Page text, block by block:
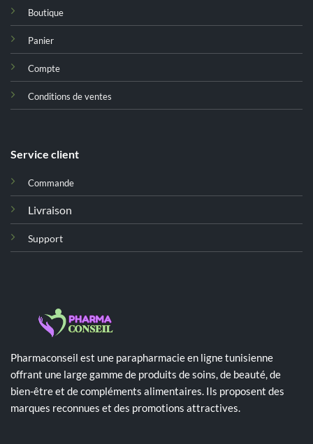
Boutique
Panier
Compte
Conditions de ventes
Service client
Commande
Livraison
Support
Pharmaconseil est une parapharmacie en ligne tunisienne
offrant une large gamme de produits de soins, de beauté, de
bien-être et de compléments alimentaires. Ils proposent des
marques reconnues et des promotions attractives.